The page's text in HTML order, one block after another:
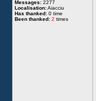
Messages: 2277
Localisation:Aiacciu
Has thanked: 0 time
Been thanked: 2 times